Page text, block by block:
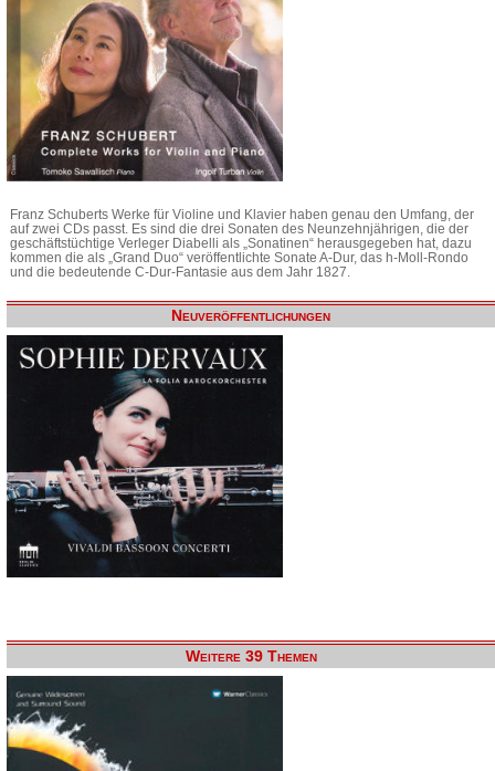
Franz Schuberts Werke für Violine und Klavier haben genau den Umfang, der
auf zwei CDs passt. Es sind die drei Sonaten des Neunzehnjährigen, die der
geschäftstüchtige Verleger Diabelli als „Sonatinen“ herausgegeben hat, dazu
kommen die als „Grand Duo“ veröffentlichte Sonate A-Dur, das h-Moll-Rondo
und die bedeutende C-Dur-Fantasie aus dem Jahr 1827.
Neuveröffentlichungen
Weitere 39 Themen